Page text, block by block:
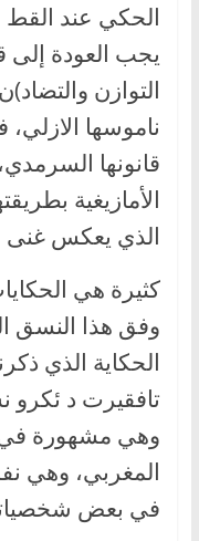
الحكي عند القط
يجب العودة إلى
التوازن
ناموسها الازلي،
قانونها
الأمازيغية
الذي يعكس غنى
كثيرة هي
وفق هذا النسق
الحكاية الذي
تافقيرت د ئكرو
وهي مشهورة في
المغربي، وهي
في بعض